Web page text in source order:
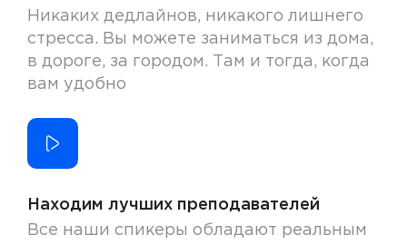
Никаких дедлайнов, никакого лишнего
стресса. Вы можете заниматься из дома,
в дороге, за городом. Там и тогда, когда
вам удобно
Находим лучших преподавателей
Все наши спикеры обладают реальным